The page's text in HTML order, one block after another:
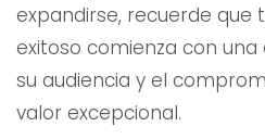
expandirse, recuerde que
exitoso comienza con
su audiencia y el
valor excepcional.